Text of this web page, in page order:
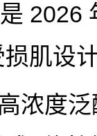
2026
肌设
浓度